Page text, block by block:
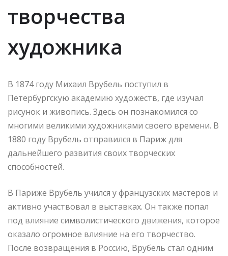
творчества
художника
В 1874 году Михаил Врубель поступил в
Петербургскую академию художеств, где изучал
рисунок и живопись. Здесь он познакомился со
многими великими художниками своего времени. В
1880 году Врубель отправился в Париж для
дальнейшего развития своих творческих
способностей.
В Париже Врубель учился у французских мастеров и
активно участвовал в выставках. Он также попал
под влияние символистического движения, которое
оказало огромное влияние на его творчество.
После возвращения в Россию, Врубель стал одним